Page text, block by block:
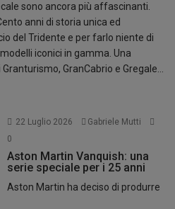
sono ancora più affascinanti.
anni di storia unica ed
del Tridente e per farlo niente di
iconici in gamma. Una
GranCabrio e Gregale...
22 Luglio 2026
Gabriele Mutti
0
Aston Martin Vanquish: una
serie speciale per i 25 anni
Aston Martin ha deciso di produrre